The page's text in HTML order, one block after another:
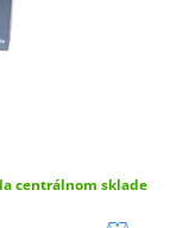
centrálnom sklade